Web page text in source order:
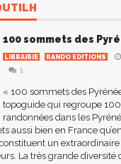
100 sommets des
LIBRAIRIE RANDO EDITIONS
1
« 100 sommets des
topoguide qui regroupe
randonnées dans les
aussi bien en France
un
La très grande diversité